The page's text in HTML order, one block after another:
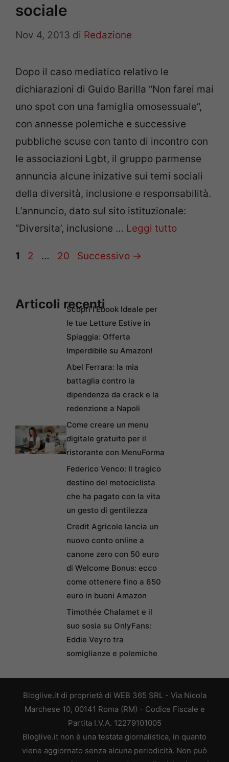
sociale
Nov 4, 2013 di Redazione
Dopo il caso mediatico relativo le
dichiarazioni di Guido Barilla “Non farei mai
uno spot con una famiglia omosessuale”,
con annesse polemiche e successive
pubbliche scuse con tanto di incontro con
le associazioni Lgbt, il gruppo parmense
annuncia alcune inizative sui temi sociali
della diversità, inclusione e responsabilità.
L’annuncio, dato sul sito istituzionale:
“Diversita’, inclusione … Leggi tutto
Pagina
1 Pagina
2 … Pagina
20 Successivo →
Articoli recentiScopri l’Ebook Ideale per
le tue Letture Estive in
Spiaggia: Offerta
Imperdibile su Amazon!
Abel Ferrara: la mia
battaglia contro la
dipendenza da crack e la
redenzione a Napoli
Come creare un menu
digitale gratuito per il
ristorante con MenuForma
Federico Venco: Il tragico
destino del motociclista
che ha pagato con la vita
un gesto di gentilezza
Credit Agricole lancia un
nuovo conto online a
canone zero con 50 euro
di Welcome Bonus: ecco
come ottenere fino a 650
euro in buoni Amazon
Timothée Chalamet e il
suo sosia su OnlyFans:
Eddie Veyro tra
somiglianze e polemiche
Bloglive.it di proprietà di WEB 365 SRL - Via Nicola
Marchese 10, 00141 Roma (RM) - Codice Fiscale e
Partita I.V.A. 12279101005
Bloglive.it non è una testata giornalistica, in quanto
viene aggiornato senza alcuna periodicità. Non può